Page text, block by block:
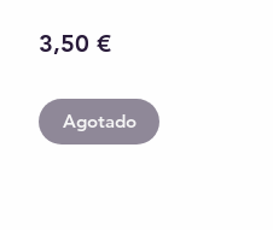
3,50 €Precio
Agotado